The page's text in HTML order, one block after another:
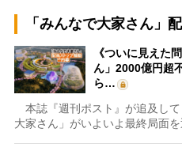
「みんなで大家さん」
《ついに見えた
ん」2000億円超
ら…
本誌『週刊ポスト』が追及し
大家さん」がいよいよ最終局面